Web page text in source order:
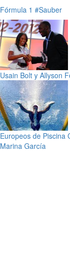
Fórmula 1 #Sauber
Usain Bolt y Allyson
Europeos de Piscina
Marina García